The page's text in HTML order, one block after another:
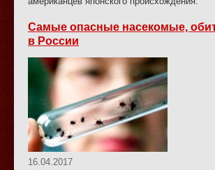
Самые опасные насекомые,
в России
16.04.2017